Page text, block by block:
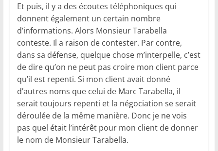
Et puis, il y a des écoutes téléphoniques qui
donnent également un certain nombre
d’informations. Alors Monsieur Tarabella
conteste. Il a raison de contester. Par contre,
dans sa défense, quelque chose m’interpelle, c’est
de dire qu’on ne peut pas croire mon client parce
qu’il est repenti. Si mon client avait donné
d’autres noms que celui de Marc Tarabella, il
serait toujours repenti et la négociation se serait
déroulée de la même manière. Donc je ne vois
pas quel était l’intérêt pour mon client de donner
le nom de Monsieur Tarabella.